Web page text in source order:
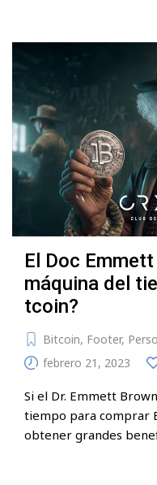
El Doc
máquina del
tcoin?
Bitcoin, Footer,
febrero 21, 2023
Si el Dr. Emmett
tiempo para comprar
obtener grandes